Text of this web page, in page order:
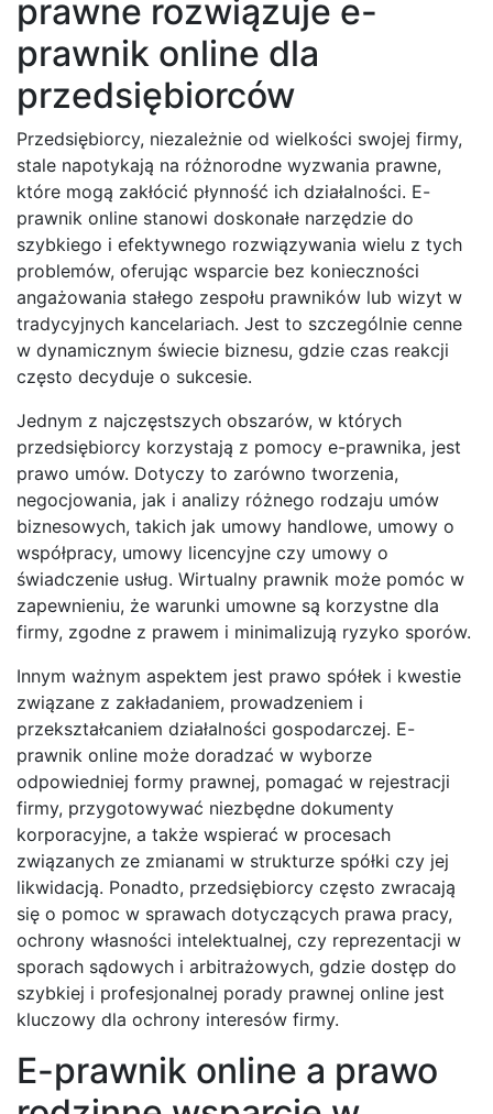
prawne rozwiązuje e-
prawnik online dla
przedsiębiorców
Przedsiębiorcy, niezależnie od wielkości swojej firmy,
stale napotykają na różnorodne wyzwania prawne,
które mogą zakłócić płynność ich działalności. E-
prawnik online stanowi doskonałe narzędzie do
szybkiego i efektywnego rozwiązywania wielu z tych
problemów, oferując wsparcie bez konieczności
angażowania stałego zespołu prawników lub wizyt w
tradycyjnych kancelariach. Jest to szczególnie cenne
w dynamicznym świecie biznesu, gdzie czas reakcji
często decyduje o sukcesie.
Jednym z najczęstszych obszarów, w których
przedsiębiorcy korzystają z pomocy e-prawnika, jest
prawo umów. Dotyczy to zarówno tworzenia,
negocjowania, jak i analizy różnego rodzaju umów
biznesowych, takich jak umowy handlowe, umowy o
współpracy, umowy licencyjne czy umowy o
świadczenie usług. Wirtualny prawnik może pomóc w
zapewnieniu, że warunki umowne są korzystne dla
firmy, zgodne z prawem i minimalizują ryzyko sporów.
Innym ważnym aspektem jest prawo spółek i kwestie
związane z zakładaniem, prowadzeniem i
przekształcaniem działalności gospodarczej. E-
prawnik online może doradzać w wyborze
odpowiedniej formy prawnej, pomagać w rejestracji
firmy, przygotowywać niezbędne dokumenty
korporacyjne, a także wspierać w procesach
związanych ze zmianami w strukturze spółki czy jej
likwidacją. Ponadto, przedsiębiorcy często zwracają
się o pomoc w sprawach dotyczących prawa pracy,
ochrony własności intelektualnej, czy reprezentacji w
sporach sądowych i arbitrażowych, gdzie dostęp do
szybkiej i profesjonalnej porady prawnej online jest
kluczowy dla ochrony interesów firmy.
E-prawnik online a prawo